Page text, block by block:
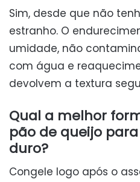
Sim, desde que não
estranho. O
umidade, não
com água e
devolvem a textura
Qual a melhor
pão de queijo
duro?
Congele logo após o